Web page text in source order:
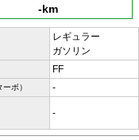
-km
レギュラー
ガソリン
FF
ボ） -
-